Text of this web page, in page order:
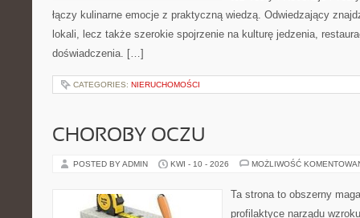
łączy kulinarne emocje z praktyczną wiedzą. Odwiedzający
lokali, lecz także szerokie spojrzenie na kulturę jedzenia,
doświadczenia. […]
CATEGORIES: NIERUCHOMOŚCI
CHOROBY OCZU
POSTED BY ADMIN KWI - 10 - 2026 MOŻLIWOŚĆ
Ta strona to obszerny
profilaktyce narządu